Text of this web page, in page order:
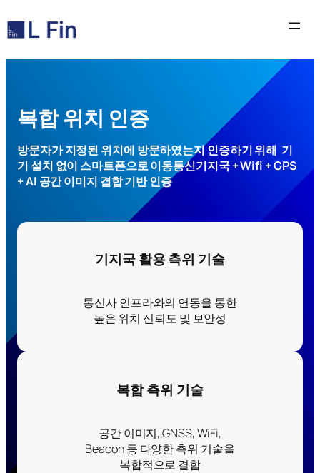
콘
텐
츠
기
복합 위치 인증
방문자가 지정된 위치에 방문하였는지 인증하기 위해 기
기 설치 없이 스마트폰으로 이동통신기지국 + Wifi + GPS
+ AI 공간 이미지 결합 기반 인증
기지국 활용 측위 기술
통신사 인프라와의 연동을 통한
높은 위치 신뢰도 및 보안성
복합 측위 기술
공간 이미지, GNSS, WiFi,
Beacon 등 다양한 측위 기술을
복합적으로 결합